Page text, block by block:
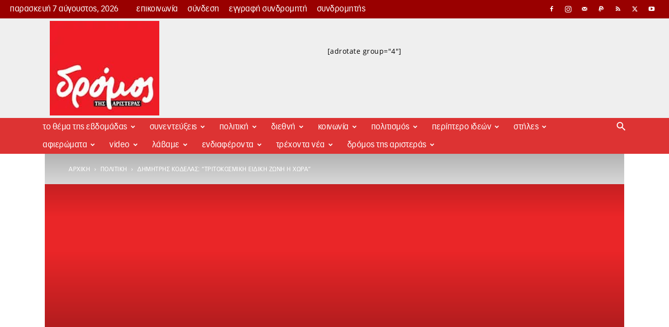
παρασκευή 7 αύγουστος, 2026 επικοινωνία σύνδεση εγγραφή συνδρομητή συνδρομητής
Δρόμος
[adrotate group="4"]
το θέμα της εβδομάδας συνεντεύξεις πολιτική διεθνή κοινωνία πολιτισμός περίπτερο ιδεών στήλες
αφιερώματα video λάβαμε ενδιαφέροντα τρέχοντα νέα δρόμος της αριστεράς
ΑΡΧΙΚΉ ΠΟΛΙΤΙΚΉ ΔΗΜΉΤΡΗΣ ΚΟΔΈΛΑΣ: “ΤΡΙΤΟΚΟΣΜΙΚΉ ΕΙΔΙΚΉ ΖΏΝΗ Η ΧΏΡΑ”